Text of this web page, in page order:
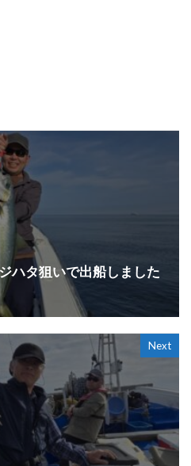
ハタ狙いで出船しました
Next